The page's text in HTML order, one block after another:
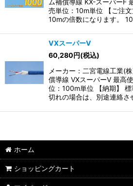
絞り込む
ム補償導線 KX-スーパーF
売単位：10m単位 【ご注文
10mの倍数になります。
VXスーパーV
60,280円(税込)
メーカー：二宮電線工業(
償導線 VXスーパーV 最高
位：100m単位 【納期】
切れの場合は、別途連絡
ホーム
ショッピングカート